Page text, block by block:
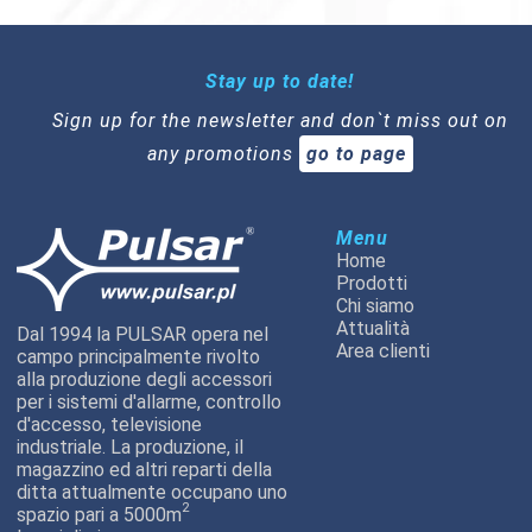
Stay up to date!
Sign up for the newsletter and don`t miss out on
any promotions
go to page
Dal 1994 la PULSAR opera nel
campo principalmente rivolto
alla produzione degli accessori
per i sistemi d'allarme, controllo
d'accesso, televisione
industriale. La produzione, il
magazzino ed altri reparti della
ditta attualmente occupano uno
spazio pari a 5000m2
Menu
Home
Prodotti
Chi siamo
Attualità
Area clienti